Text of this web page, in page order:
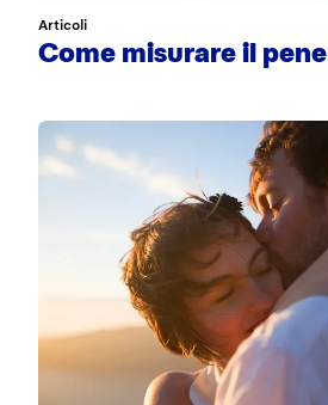
Articoli
Come misurare il pene